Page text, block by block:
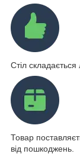
Стіл складається
Товар
від пошкоджень.